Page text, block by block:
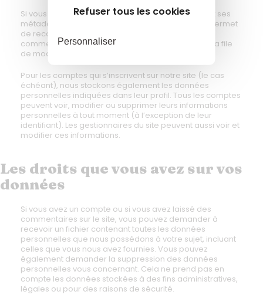
Refuser tous les cookies
Personnaliser
Si vous laissez un commentaire, le commentaire et ses
métadonnées sont conservés indéfiniment. Cela permet
de reconnaître et approuver automatiquement les
commentaires suivants au lieu de les laisser dans la file
de modération.
Pour les comptes qui s’inscrivent sur notre site (le cas
échéant), nous stockons également les données
personnelles indiquées dans leur profil. Tous les comptes
peuvent voir, modifier ou supprimer leurs informations
personnelles à tout moment (à l’exception de leur
identifiant). Les gestionnaires du site peuvent aussi voir et
modifier ces informations.
Les droits que vous avez sur vos
données
Si vous avez un compte ou si vous avez laissé des
commentaires sur le site, vous pouvez demander à
recevoir un fichier contenant toutes les données
personnelles que nous possédons à votre sujet, incluant
celles que vous nous avez fournies. Vous pouvez
également demander la suppression des données
personnelles vous concernant. Cela ne prend pas en
compte les données stockées à des fins administratives,
légales ou pour des raisons de sécurité.